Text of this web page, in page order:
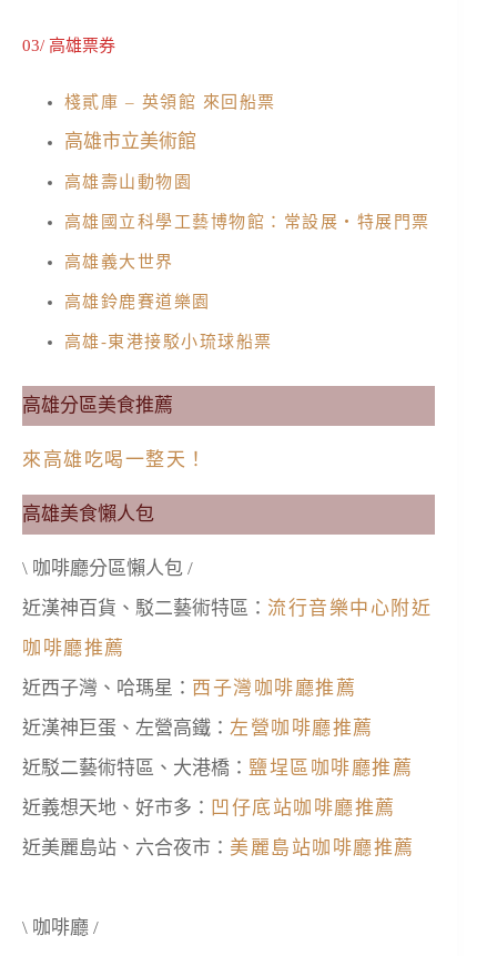
03/ 高雄票券
棧貳庫 – 英領館 來回船票
高雄市立美術館
高雄壽山動物園
高雄國立科學工藝博物館：常設展・特展門票
高雄義大世界
高雄鈴鹿賽道樂園
高雄-東港接駁小琉球船票
高雄分區美食推薦
來高雄吃喝一整天！
高雄美食懶人包
\ 咖啡廳分區懶人包 /
近漢神百貨、駁二藝術特區： 流行音樂中心附近
咖啡廳推薦
近西子灣、哈瑪星： 西子灣咖啡廳推薦
近漢神巨蛋、左營高鐵： 左營咖啡廳推薦
近駁二藝術特區、大港橋： 鹽埕區咖啡廳推薦
近義想天地、好市多： 凹仔底站咖啡廳推薦
近美麗島站、六合夜市： 美麗島站咖啡廳推薦
\ 咖啡廳 /